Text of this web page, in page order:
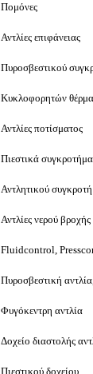
Πομόνες
Αντλίες επιφάνειας
Πυροσβεστικού
Κυκλοφορητών
Αντλίες ποτίσματος
Πιεστικά
Αντλητικού
Αντλίες νερού βροχής
Fluidcontrol,
Πυροσβεστική
Φυγόκεντρη αντλία
Δοχείο διαστολής
Πιεστικού δοχείου